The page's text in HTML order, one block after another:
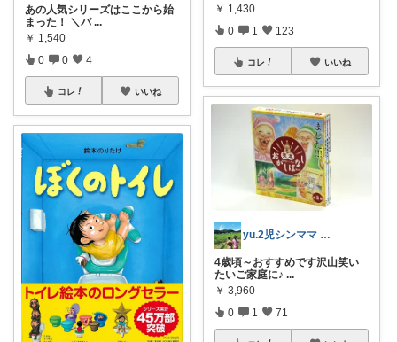
あの人気シリーズはここから始
まった！ ＼パ ...
￥ 1,540
0 0 4
コレ いいね
￥ 1,430
0 1 123
コレ いいね
yu.2児シンママ いつも心から感謝です
4歳頃～おすすめです沢山笑い
たいご家庭に♪ ...
￥ 3,960
0 1 71